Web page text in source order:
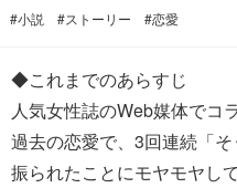
#小説 #ストーリー #恋愛
◆これまでのあらすじ
人気女性誌のWeb媒体でコ
過去の恋愛で、3回連続「
振られたことにモヤモヤし